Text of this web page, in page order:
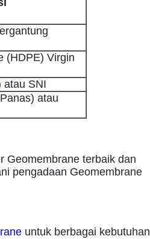
(HDPE) Virgin
atau SNI
atau
Geomembrane terbaik dan
pengadaan Geomembrane
untuk berbagai kebutuhan